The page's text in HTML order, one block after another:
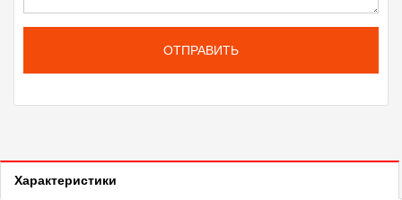
ОТПРАВИТЬ
Характеристики